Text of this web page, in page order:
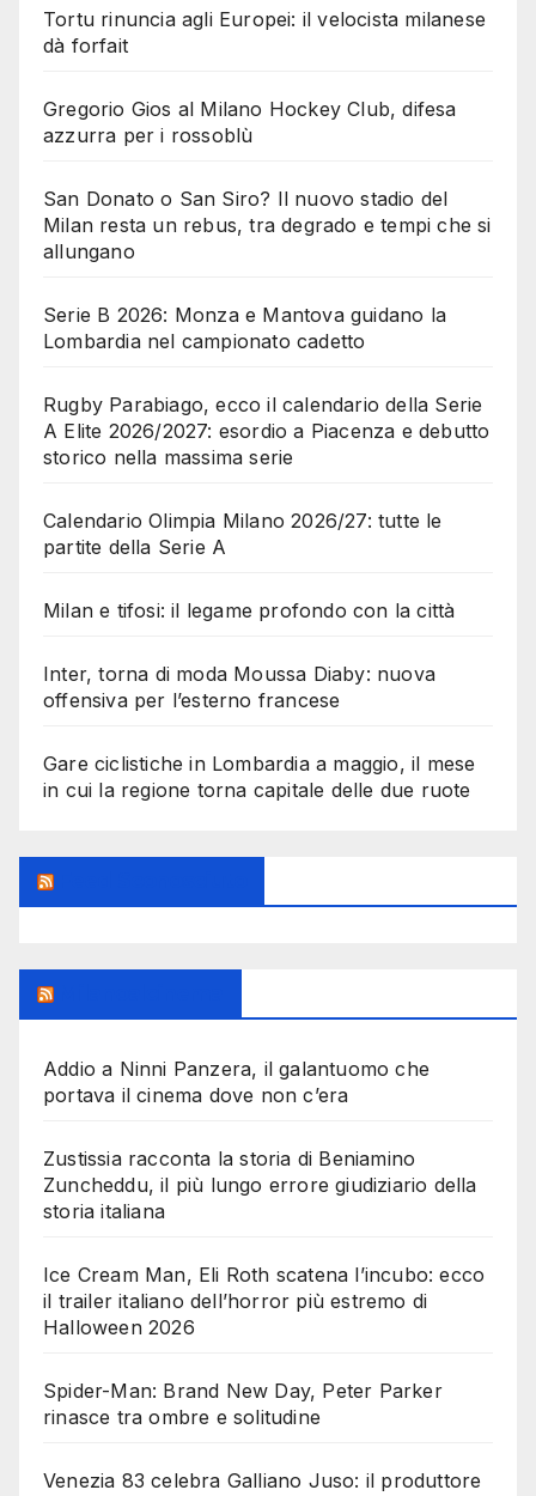
Tortu rinuncia agli Europei: il velocista milanese
dà forfait
Gregorio Gios al Milano Hockey Club, difesa
azzurra per i rossoblù
San Donato o San Siro? Il nuovo stadio del
Milan resta un rebus, tra degrado e tempi che si
allungano
Serie B 2026: Monza e Mantova guidano la
Lombardia nel campionato cadetto
Rugby Parabiago, ecco il calendario della Serie
A Elite 2026/2027: esordio a Piacenza e debutto
storico nella massima serie
Calendario Olimpia Milano 2026/27: tutte le
partite della Serie A
Milan e tifosi: il legame profondo con la città
Inter, torna di moda Moussa Diaby: nuova
offensiva per l’esterno francese
Gare ciclistiche in Lombardia a maggio, il mese
in cui la regione torna capitale delle due ruote
Addio a Ninni Panzera, il galantuomo che
portava il cinema dove non c’era
Zustissia racconta la storia di Beniamino
Zuncheddu, il più lungo errore giudiziario della
storia italiana
Ice Cream Man, Eli Roth scatena l’incubo: ecco
il trailer italiano dell’horror più estremo di
Halloween 2026
Spider-Man: Brand New Day, Peter Parker
rinasce tra ombre e solitudine
Venezia 83 celebra Galliano Juso: il produttore